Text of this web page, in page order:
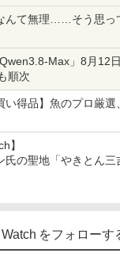
1,964
Xiaomi シャオミ
スイヤホン Bluetooth
ング ANC 36時間再生
2,980
LIFE
カ・コーラ やかんの
￥2,009
ーパーの裏でヤニ吸
ビッグガンガンコミッ
810
￥66,248
[VETESA正規販売店]
コン PC 一体型 新品
ore i7 第4世代 Office
SSD512GB 初期設定
￥69,800
￥124,800
内すずえ 白泉社（少
永遠の記憶 [ 東野 圭吾 ]
した弟子たちが俺を放
【電子書籍】[ 佐賀崎
んて無理……そう思っ
Max」8月12
順次
い得品】魚のプロ厳
】
氏の聖地「やきとん
たのはNVIDIAに怒ら
をフォローす